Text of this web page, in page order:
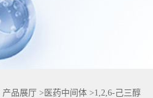
产品展厅 > 医药中间体 >1,2,6-己三醇